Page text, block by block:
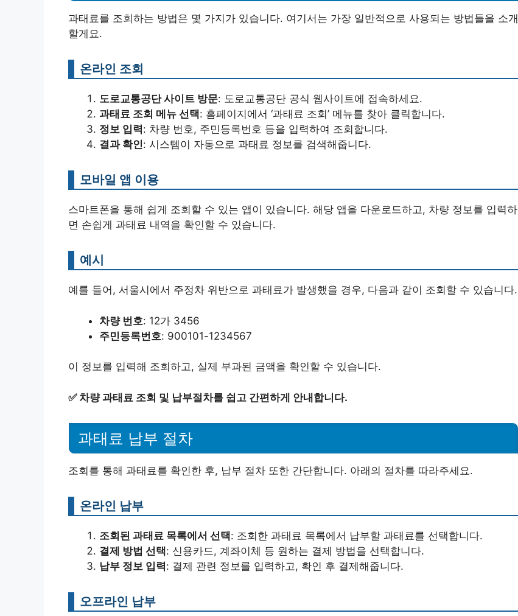
과태료를 조회하는 방법은 몇 가지가 있습니다. 여기서는 가장 일반적으로 사용되는 방법들을 소개
할게요.
온라인 조회
도로교통공단 사이트 방문: 도로교통공단 공식 웹사이트에 접속하세요.
과태료 조회 메뉴 선택: 홈페이지에서 ‘과태료 조회’ 메뉴를 찾아 클릭합니다.
정보 입력: 차량 번호, 주민등록번호 등을 입력하여 조회합니다.
결과 확인: 시스템이 자동으로 과태료 정보를 검색해줍니다.
모바일 앱 이용
스마트폰을 통해 쉽게 조회할 수 있는 앱이 있습니다. 해당 앱을 다운로드하고, 차량 정보를 입력하
면 손쉽게 과태료 내역을 확인할 수 있습니다.
예시
예를 들어, 서울시에서 주정차 위반으로 과태료가 발생했을 경우, 다음과 같이 조회할 수 있습니다.
차량 번호: 12가 3456
주민등록번호: 900101-1234567
이 정보를 입력해 조회하고, 실제 부과된 금액을 확인할 수 있습니다.
✅ 차량 과태료 조회 및 납부절차를 쉽고 간편하게 안내합니다.
과태료 납부 절차
조회를 통해 과태료를 확인한 후, 납부 절차 또한 간단합니다. 아래의 절차를 따라주세요.
온라인 납부
조회된 과태료 목록에서 선택: 조회한 과태료 목록에서 납부할 과태료를 선택합니다.
결제 방법 선택: 신용카드, 계좌이체 등 원하는 결제 방법을 선택합니다.
납부 정보 입력: 결제 관련 정보를 입력하고, 확인 후 결제해줍니다.
오프라인 납부